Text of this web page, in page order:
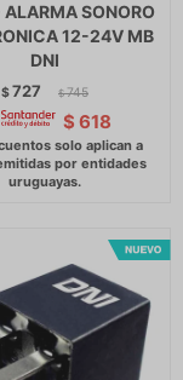
ALARMA SONORO
12-24V MB
DNI
$727 $ 745
$ 618